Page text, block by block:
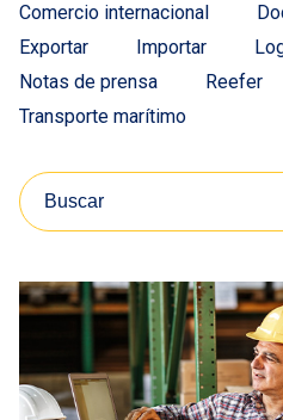
Comercio internacional
Exportar
Importar
Notas de prensa
Reefer
Transporte marítimo